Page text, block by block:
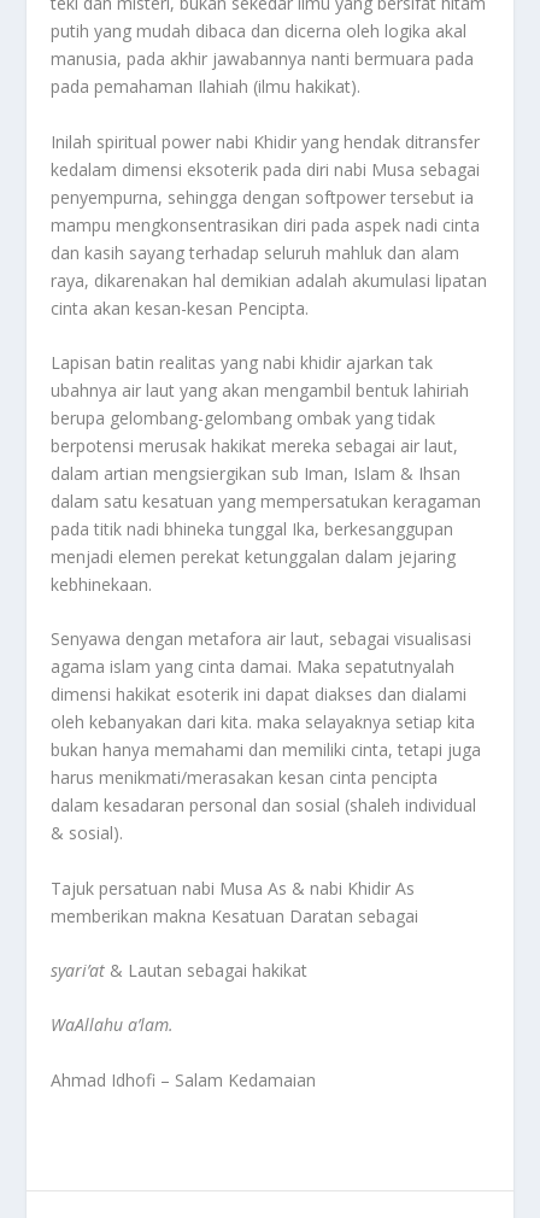
putih yang mudah dibaca dan dicerna oleh logika akal
manusia, pada akhir jawabannya nanti bermuara pada
pada pemahaman Ilahiah (ilmu hakikat).
Inilah spiritual power nabi Khidir yang hendak ditransfer
kedalam dimensi eksoterik pada diri nabi Musa sebagai
penyempurna, sehingga dengan softpower tersebut ia
mampu mengkonsentrasikan diri pada aspek nadi cinta
dan kasih sayang terhadap seluruh mahluk dan alam
raya, dikarenakan hal demikian adalah akumulasi lipatan
cinta akan kesan-kesan Pencipta.
Lapisan batin realitas yang nabi khidir ajarkan tak
ubahnya air laut yang akan mengambil bentuk lahiriah
berupa gelombang-gelombang ombak yang tidak
berpotensi merusak hakikat mereka sebagai air laut,
dalam artian mengsiergikan sub Iman, Islam & Ihsan
dalam satu kesatuan yang mempersatukan keragaman
pada titik nadi bhineka tunggal Ika, berkesanggupan
menjadi elemen perekat ketunggalan dalam jejaring
kebhinekaan.
Senyawa dengan metafora air laut, sebagai visualisasi
agama islam yang cinta damai. Maka sepatutnyalah
dimensi hakikat esoterik ini dapat diakses dan dialami
oleh kebanyakan dari kita. maka selayaknya setiap kita
bukan hanya memahami dan memiliki cinta, tetapi juga
harus menikmati/merasakan kesan cinta pencipta
dalam kesadaran personal dan sosial (shaleh individual
& sosial).
Tajuk persatuan nabi Musa As & nabi Khidir As
memberikan makna Kesatuan Daratan sebagai
syari’at & Lautan sebagai hakikat
WaAllahu a’lam.
Ahmad Idhofi – Salam Kedamaian